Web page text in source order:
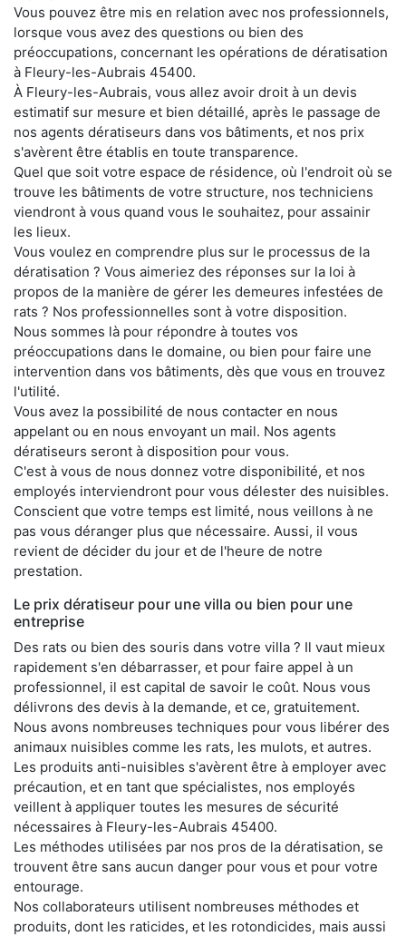
Vous pouvez être mis en relation avec nos professionnels,
lorsque vous avez des questions ou bien des
préoccupations, concernant les opérations de dératisation
à Fleury-les-Aubrais 45400.
À Fleury-les-Aubrais, vous allez avoir droit à un devis
estimatif sur mesure et bien détaillé, après le passage de
nos agents dératiseurs dans vos bâtiments, et nos prix
s'avèrent être établis en toute transparence.
Quel que soit votre espace de résidence, où l'endroit où se
trouve les bâtiments de votre structure, nos techniciens
viendront à vous quand vous le souhaitez, pour assainir
les lieux.
Vous voulez en comprendre plus sur le processus de la
dératisation ? Vous aimeriez des réponses sur la loi à
propos de la manière de gérer les demeures infestées de
rats ? Nos professionnelles sont à votre disposition.
Nous sommes là pour répondre à toutes vos
préoccupations dans le domaine, ou bien pour faire une
intervention dans vos bâtiments, dès que vous en trouvez
l'utilité.
Vous avez la possibilité de nous contacter en nous
appelant ou en nous envoyant un mail. Nos agents
dératiseurs seront à disposition pour vous.
C'est à vous de nous donnez votre disponibilité, et nos
employés interviendront pour vous délester des nuisibles.
Conscient que votre temps est limité, nous veillons à ne
pas vous déranger plus que nécessaire. Aussi, il vous
revient de décider du jour et de l'heure de notre
prestation.
Le prix dératiseur pour une villa ou bien pour une
entreprise
Des rats ou bien des souris dans votre villa ? Il vaut mieux
rapidement s'en débarrasser, et pour faire appel à un
professionnel, il est capital de savoir le coût. Nous vous
délivrons des devis à la demande, et ce, gratuitement.
Nous avons nombreuses techniques pour vous libérer des
animaux nuisibles comme les rats, les mulots, et autres.
Les produits anti-nuisibles s'avèrent être à employer avec
précaution, et en tant que spécialistes, nos employés
veillent à appliquer toutes les mesures de sécurité
nécessaires à Fleury-les-Aubrais 45400.
Les méthodes utilisées par nos pros de la dératisation, se
trouvent être sans aucun danger pour vous et pour votre
entourage.
Nos collaborateurs utilisent nombreuses méthodes et
produits, dont les raticides, et les rotondicides, mais aussi